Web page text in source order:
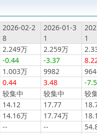
2026-02-2
8
2026-01-3
1
1
2.249万 2.259万
-0.44 -3.37
1.003万 9982
0.44 3.48
-
较集中 较集中
较
14.12 17.77
14.16万 17.74万
-- --